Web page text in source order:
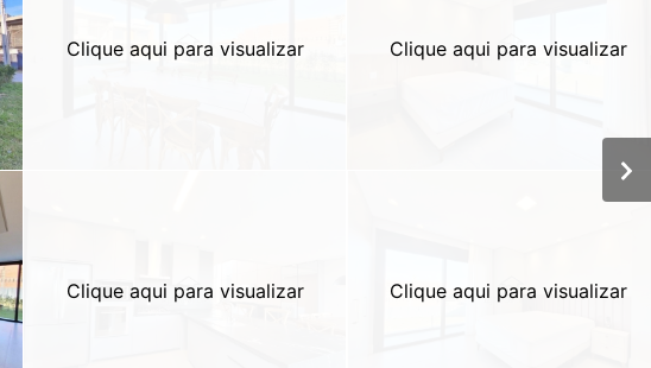
Clique aqui para visualizar
Clique aqui para visualizar
Clique aqui para visualizar
Clique aqui para visualizar